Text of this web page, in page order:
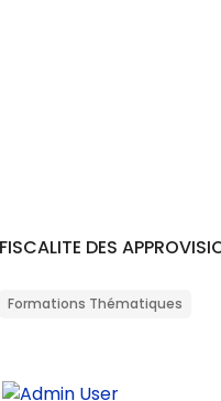
Catégorie de cours
Nom du cours
FISCALITE DES
Formations Thématiques